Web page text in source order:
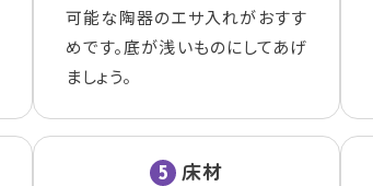
可能な陶器のエサ入れがおすす
めです。底が浅いものにしてあげ
ましょう。
5 床材